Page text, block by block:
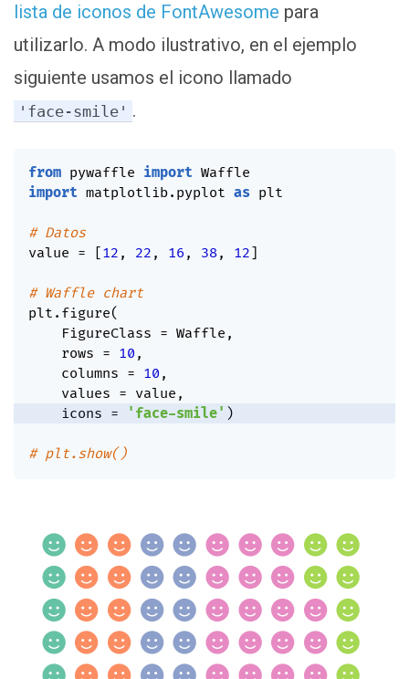
lista de iconos de FontAwesome para
utilizarlo. A modo ilustrativo, en el ejemplo
siguiente usamos el icono llamado
'face-smile' .
from pywaffle import
import matplotlib. pyplot as plt
# Datos
value = [12 , 22 , 16 , 38, 12]
# Waffle chart
plt . figure(
    FigureClass
= Waffle ,
    rows
= 10 ,
    columns
= 10 ,
    values
= value ,
    icons
= 'face-smile' )
# plt.show()